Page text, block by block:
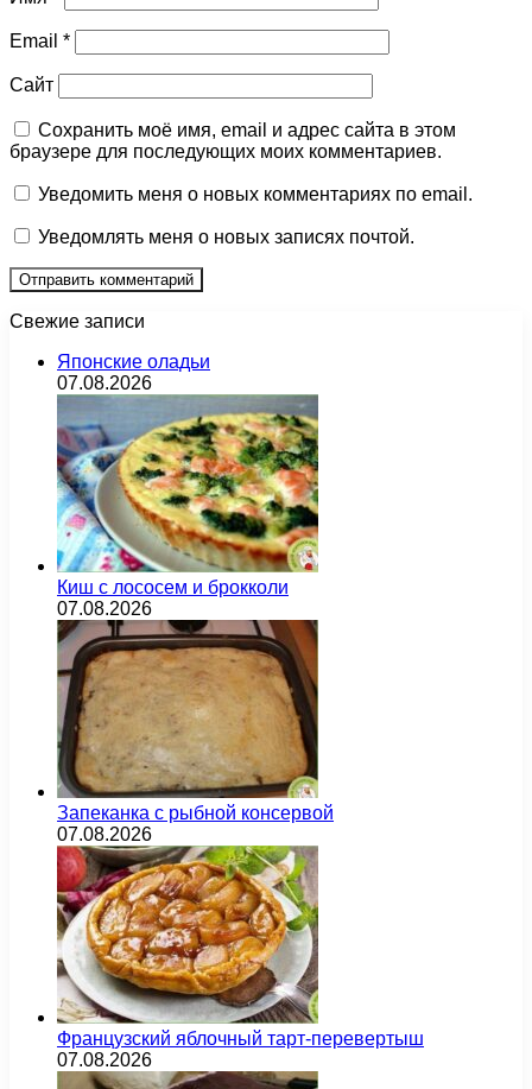
Email *
Сайт
Сохранить моё имя, email и адрес сайта в этом
браузере для последующих моих комментариев.
Уведомить меня о новых комментариях по email.
Уведомлять меня о новых записях почтой.
Свежие записи
Японские оладьи
07.08.2026
Киш с лососем и брокколи
07.08.2026
Запеканка с рыбной консервой
07.08.2026
Французский яблочный тарт-перевертыш
07.08.2026